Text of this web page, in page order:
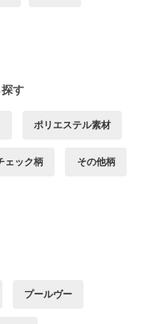
す
ポリエステル素材
ェック柄 その他柄
プールヴー